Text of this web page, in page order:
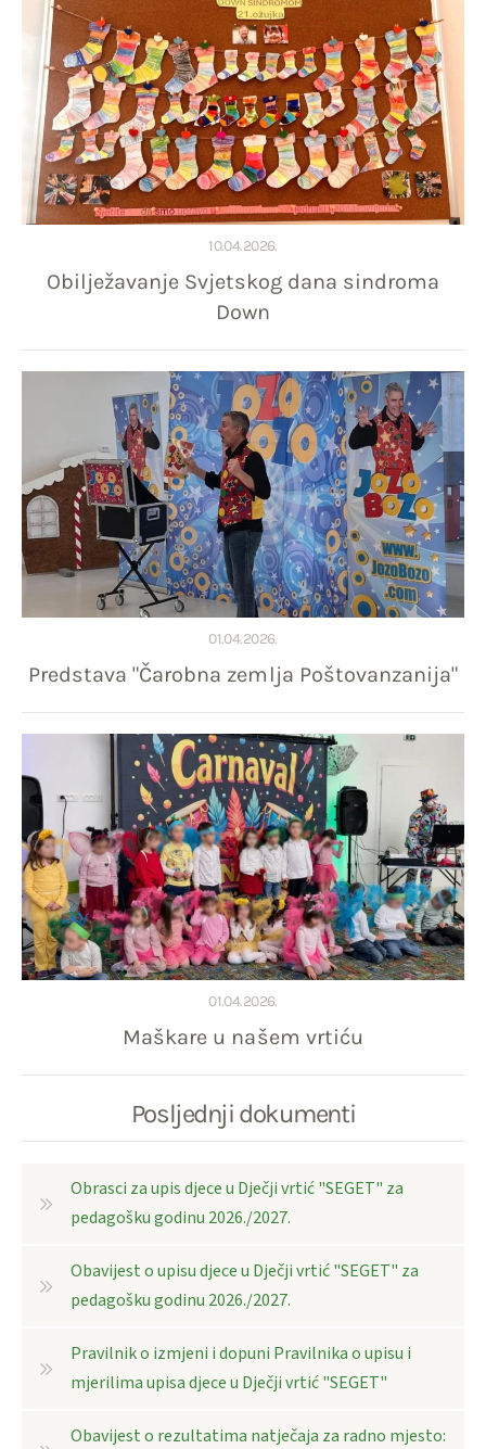
10.04.2026.
Obilježavanje Svjetskog dana sindroma
Down
01.04.2026.
Predstava "Čarobna zemlja Poštovanzanija"
01.04.2026.
Maškare u našem vrtiću
Posljednji dokumenti
Obrasci za upis djece u Dječji vrtić "SEGET" za
pedagošku godinu 2026./2027.
Obavijest o upisu djece u Dječji vrtić "SEGET" za
pedagošku godinu 2026./2027.
Pravilnik o izmjeni i dopuni Pravilnika o upisu i
mjerilima upisa djece u Dječji vrtić "SEGET"
Obavijest o rezultatima natječaja za radno mjesto: